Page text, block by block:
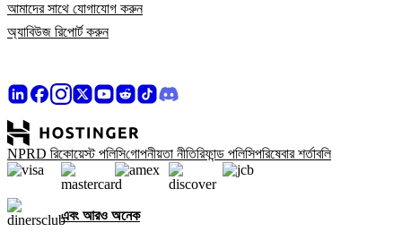
আমাদের সাথে যোগাযোগ করুন
অ্যাবিউজ রিপোর্ট করুন
NPRD রিকোয়েস্ট পলিসিগোপনীয়তা নীতিরিফান্ড পলিসিপরিষেবার শর্তাবলি
এবং আরও অনেক